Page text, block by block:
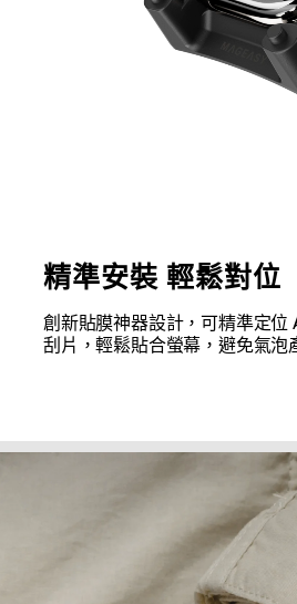
精準安裝 輕鬆對位
創新貼膜神器設計，可精準定位
刮片，輕鬆貼合螢幕，避免氣泡